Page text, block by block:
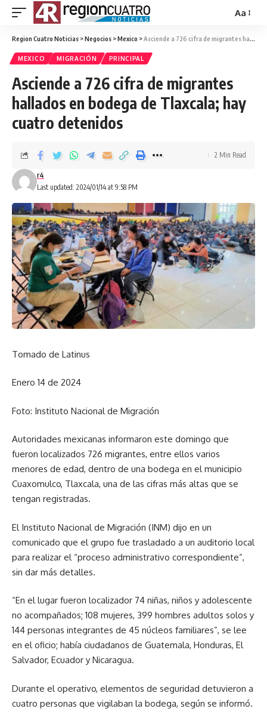
Aa
Region Cuatro Noticias >Negocios >Mexico >Asciende a 726 cifra de migrantes hallados en bodega de Tlaxcala; hay cuatro detenidos
MEXICO MIGRACIÓN PRINCIPAL
Asciende a 726 cifra de migrantes
hallados en bodega de Tlaxcala; hay
cuatro detenidos
Last updated: 2024/01/14 at 9:58 PM
r4
2 Min Read
Tomado de Latinus
Enero 14 de 2024
Foto: Instituto Nacional de Migración
Autoridades mexicanas informaron este domingo que
fueron localizados 726 migrantes, entre ellos varios
menores de edad, dentro de una bodega en el municipio
Cuaxomulco, Tlaxcala, una de las cifras más altas que se
tengan registradas.
El Instituto Nacional de Migración (INM) dijo en un
comunicado que el grupo fue trasladado a un auditorio local
para realizar el “proceso administrativo correspondiente”,
sin dar más detalles.
“En el lugar fueron localizador 74 niñas, niños y adolescente
no acompañados; 108 mujeres, 399 hombres adultos solos y
144 personas integrantes de 45 núcleos familiares”, se lee
en el oficio; había ciudadanos de Guatemala, Honduras, El
Salvador, Ecuador y Nicaragua.
Durante el operativo, elementos de seguridad detuvieron a
cuatro personas que vigilaban la bodega, según se informó.